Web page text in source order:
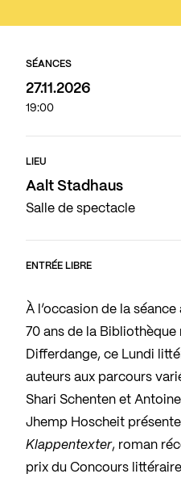
SÉANCES
27.11.2026
19:00
LIEU
Aalt Stadhaus
Salle de spectacle
ENTRÉE LIBRE
À l’occasion de la
70 ans de la
Differdange, ce Lundi
auteurs aux parcours
Shari Schenten et
Jhemp Hoscheit
Klappentexter, roman
prix du Concours